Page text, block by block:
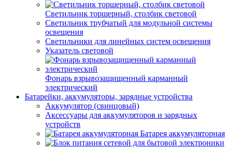
Светильник торшерный, столбик световой
Светильник трубчатый для модульной системы
освещения
Светильники для линейных систем освещения
Указатель световой
Фонарь взрывозащищенный карманный
электрический
Батарейки, аккумуляторы, зарядные устройства
Аккумулятор (свинцовый)
Аксессуары для аккумуляторов и зарядных
устройств
Батарея аккумуляторная